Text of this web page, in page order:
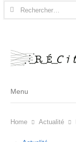
Rechercher :
Menu
Menu
Home Actualité